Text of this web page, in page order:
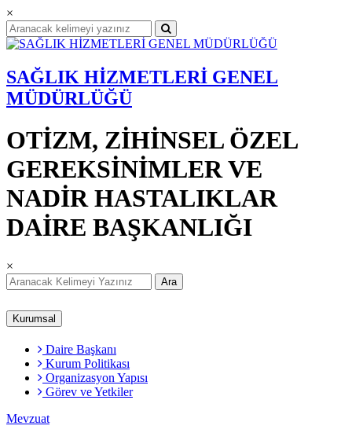
×
SAĞLIK HİZMETLERİ GENEL
MÜDÜRLÜĞÜ
OTİZM, ZİHİNSEL ÖZEL
GEREKSİNİMLER VE
NADİR HASTALIKLAR
DAİRE BAŞKANLIĞI
×
Ara
Kurumsal
Daire Başkanı
Kurum Politikası
Organizasyon Yapısı
Görev ve Yetkiler
Mevzuat